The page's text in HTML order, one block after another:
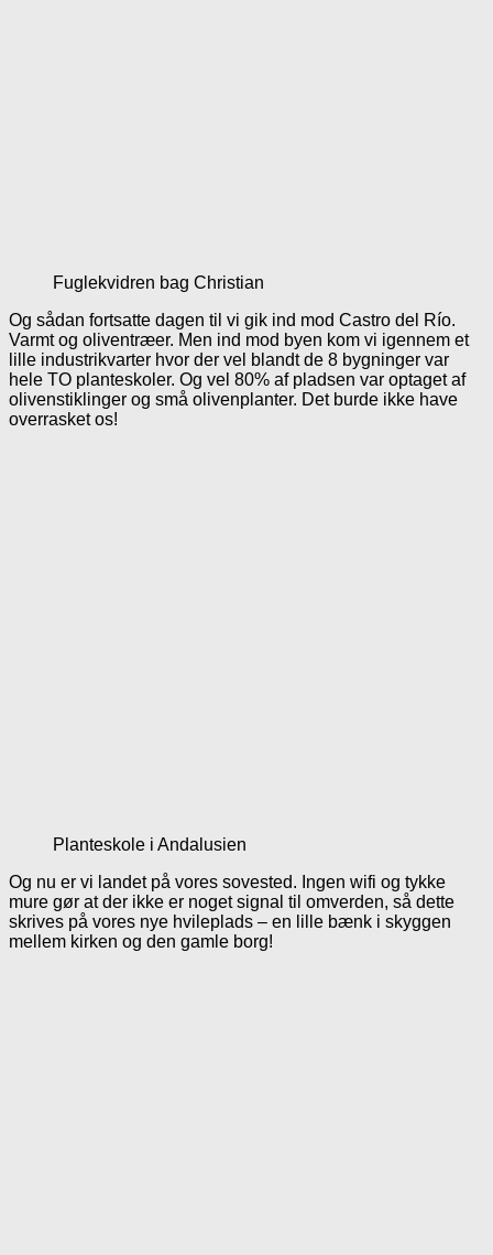
Fuglekvidren bag Christian
Og sådan fortsatte dagen til vi gik ind mod Castro del Río.
Varmt og oliventræer. Men ind mod byen kom vi igennem et
lille industrikvarter hvor der vel blandt de 8 bygninger var
hele TO planteskoler. Og vel 80% af pladsen var optaget af
olivenstiklinger og små olivenplanter. Det burde ikke have
overrasket os!
Planteskole i Andalusien
Og nu er vi landet på vores sovested. Ingen wifi og tykke
mure gør at der ikke er noget signal til omverden, så dette
skrives på vores nye hvileplads – en lille bænk i skyggen
mellem kirken og den gamle borg!